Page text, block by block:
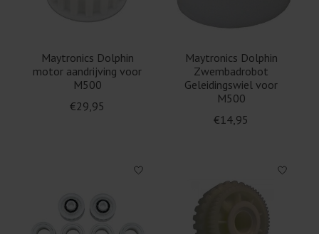
Maytronics Dolphin
motor aandrijving voor
M500
€29,95
Maytronics Dolphin
Zwembadrobot
Geleidingswiel voor
M500
€14,95